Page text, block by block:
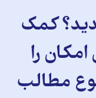
کمک
را
مطالب